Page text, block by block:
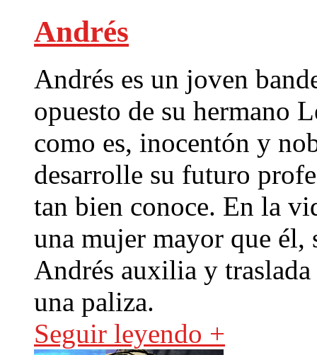
Andrés
Andrés es un joven
opuesto de su hermano
como es, inocentón y
desarrolle su futuro
tan bien conoce. En la
una mujer mayor que él,
Andrés auxilia y
una paliza.
Seguir leyendo +